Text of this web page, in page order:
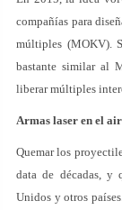
compañías para
múltiples (MOKV).
bastante similar al
liberar múltiples
Armas laser en el
Quemar los
data de décadas, y
Unidos y otros